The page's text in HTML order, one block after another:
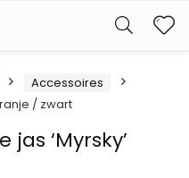
Accessoires
/ zwart
‘Myrsky’